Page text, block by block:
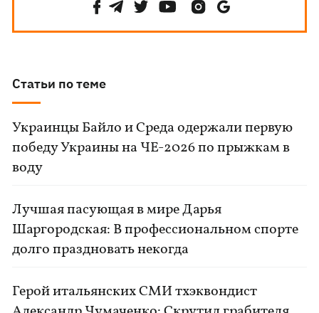
Статьи по теме
Украинцы Байло и Среда одержали первую
победу Украины на ЧЕ-2026 по прыжкам в
воду
Лучшая пасующая в мире Дарья
Шаргородская: В профессиональном спорте
долго праздновать некогда
Герой итальянских СМИ тхэквондист